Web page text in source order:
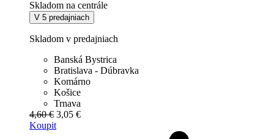
Skladom na centrále
V 5 predajniach
Skladom v predajniach
Banská Bystrica
Bratislava - Dúbravka
Komárno
Košice
Trnava
4,60 € 3,05 €
Koupit